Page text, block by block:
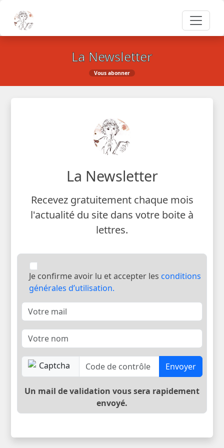
La Newsletter
Vous abonner
La Newsletter
Recevez gratuitement chaque mois
l'actualité du site dans votre boite à
lettres.
Je confirme avoir lu et accepter les conditions
générales d’utilisation.
Envoyer
Un mail de validation vous sera rapidement
envoyé.